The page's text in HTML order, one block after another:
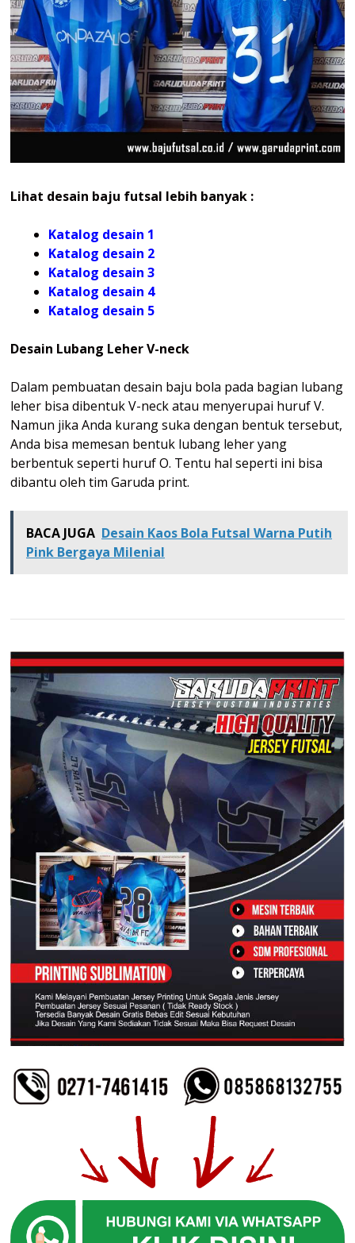
Lihat desain baju futsal lebih banyak :
Katalog desain 1
Katalog desain 2
Katalog desain 3
Katalog desain 4
Katalog desain 5
Desain Lubang Leher V-neck
Dalam pembuatan desain baju bola pada bagian lubang
leher bisa dibentuk V-neck atau menyerupai huruf V.
Namun jika Anda kurang suka dengan bentuk tersebut,
Anda bisa memesan bentuk lubang leher yang
berbentuk seperti huruf O. Tentu hal seperti ini bisa
dibantu oleh tim Garuda print.
BACA JUGA Desain Kaos Bola Futsal Warna Putih
Pink Bergaya Milenial